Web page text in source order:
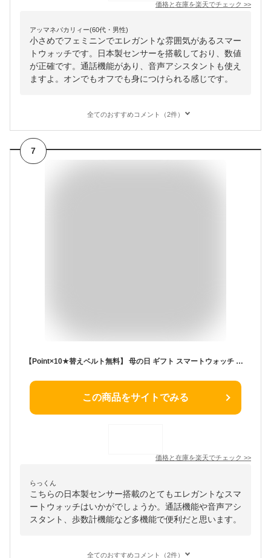
価格と在庫を楽天でチェック >>
アッマネバカリィー(60代・男性)
小さめでフェミニンでエレガントな雰囲気があるスマー
トウォッチです。日本製センサーを搭載しており、数値
が正確です。通話機能があり、音声アシスタントも使え
ますよ。オンでもオフでも身につけられる感じです。
全てのおすすめコメント（2件）
7
【Point×10★替えベルト無料】 母の日 ギフト スマートウォッチ 丸型 日本製センサー 通話機能 音声アシスタント 小さめ android iphone対応 着信通知 24時間健康管理 歩数計 電卓 レディース メンズ腕時計 女性 バイブレーションアラーム 軽量 アンドロイド プレゼント
この商品をサイトでみる
価格と在庫を楽天でチェック >>
らっくん
こちらの日本製センサー搭載のとてもエレガントなスマ
ートウォッチはいかがでしょうか。通話機能や音声アシ
スタント、歩数計機能など多機能で便利だと思います。
全てのおすすめコメント（2件）